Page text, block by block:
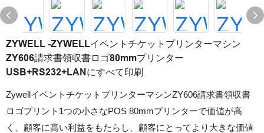
ZYWELL -ZYWELLイベントチケットプリンターマシン
ZY606請求書領収書ロゴ80mmプリンター
USB+RS232+LANにすべて印刷
ZywellイベントチケットプリンターマシンZY606請求書領収書
ロゴプリント1つの小さなPOS 80mmプリンターで価値が高
く、顧客に高い利益をもたらし、顧客にとってより大きな価値